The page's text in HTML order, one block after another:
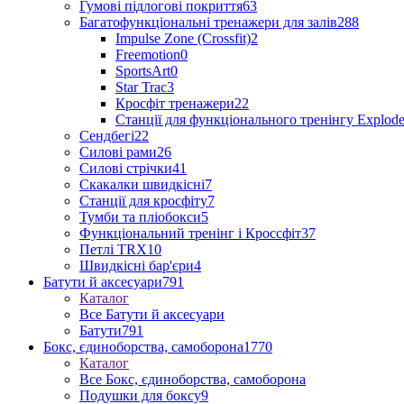
Гумові підлогові покриття63
Багатофункціональні тренажери для залів288
Impulse Zone (Crossfit)2
Freemotion0
SportsArt0
Star Trac3
Кросфіт тренажери22
Станції для функціонального тренінгу Explode
Сендбегі22
Силові рами26
Силові стрічки41
Скакалки швидкісні7
Станції для кросфіту7
Тумби та пліобокси5
Функціональний тренінг і Кроссфіт37
Петлі TRX10
Швидкісні бар'єри4
Батути й аксесуари791
Каталог
Все Батути й аксесуари
Батути791
Бокс, єдиноборства, самоборона1770
Каталог
Все Бокс, єдиноборства, самоборона
Подушки для боксу9